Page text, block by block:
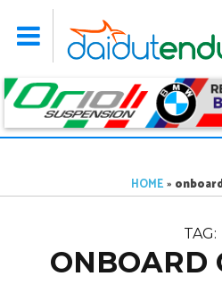
HOME»
TAG:
ONBOARD